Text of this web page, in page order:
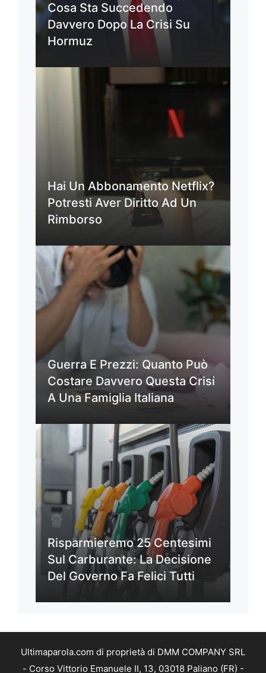
Cosa Sta Succedendo
Davvero Dopo La Crisi Su
Hormuz
Hai Un Abbonamento Netflix?
Potresti Aver Diritto Ad Un
Rimborso
Guerra E Prezzi: Quanto Può
Costare Davvero Questa Crisi
A Una Famiglia Italiana
Risparmieremo 25 Centesimi
Sul Carburante: La Decisione
Del Governo Fa Felici Tutti
Ultimaparola.com di proprietà di DMM COMPANY SRL
- Corso Vittorio Emanuele II, 13, 03018 Paliano (FR) -